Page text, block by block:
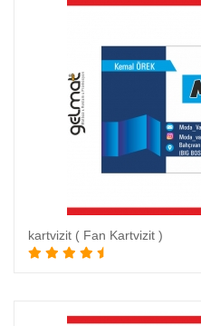
kartvizit ( Fan Kartvizit )